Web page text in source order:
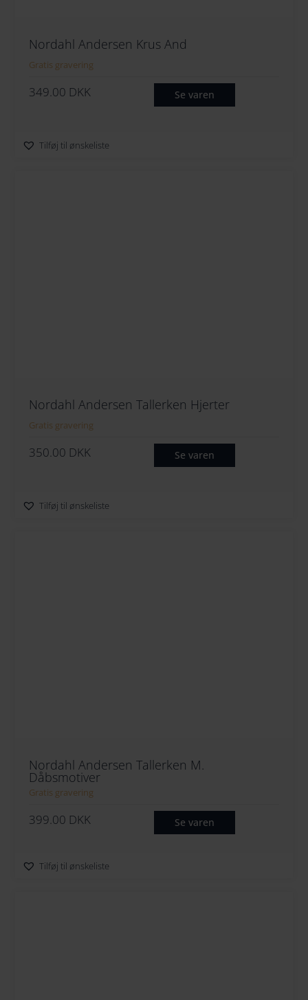
Nordahl Andersen Krus And
Gratis gravering
349.00 DKK Se varen
Tilføj til ønskeliste
Nordahl Andersen Tallerken Hjerter
Gratis gravering
350.00 DKK Se varen
Tilføj til ønskeliste
Nordahl Andersen Tallerken M.
Dåbsmotiver
Gratis gravering
399.00 DKK Se varen
Tilføj til ønskeliste